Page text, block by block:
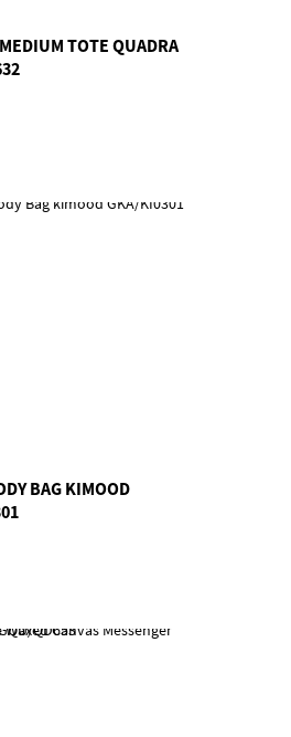
TOTE QUADRA
BAG KIMOOD